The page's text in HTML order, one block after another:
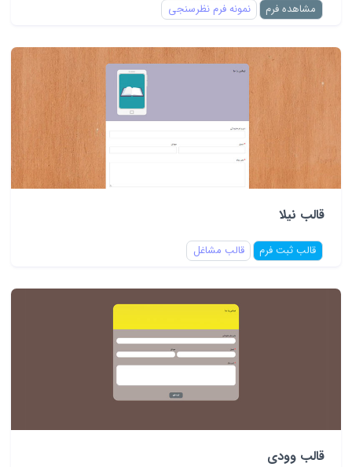
مشاهده فرم نمونه فرم نظرسنجی
قالب نیلا
قالب ثبت فرم قالب مشاغل
قالب وودی